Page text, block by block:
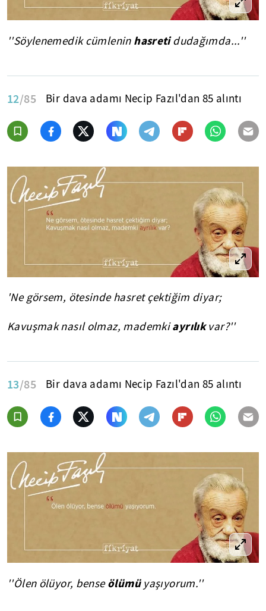
''Söylenemedik cümlenin hasretidudağımda...''
12/85 Bir dava adamı Necip Fazıl'dan 85 alıntı
'Ne görsem, ötesinde hasret çektiğim diyar;
Kavuşmak nasıl olmaz, mademkiayrılıkvar?''
13/85 Bir dava adamı Necip Fazıl'dan 85 alıntı
''Ölen ölüyor, benseölümü yaşıyorum.''